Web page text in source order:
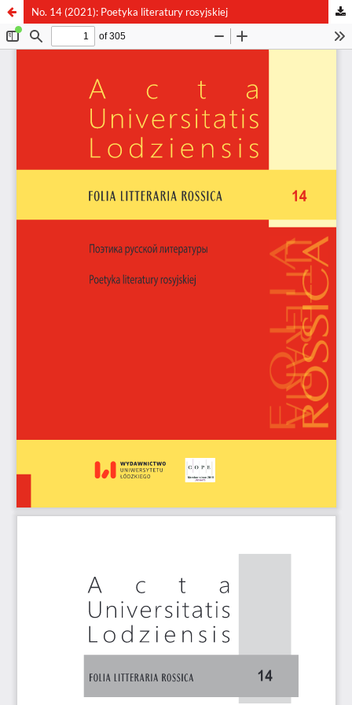
No. 14 (2021): Poetyka literatury rosyjskiej